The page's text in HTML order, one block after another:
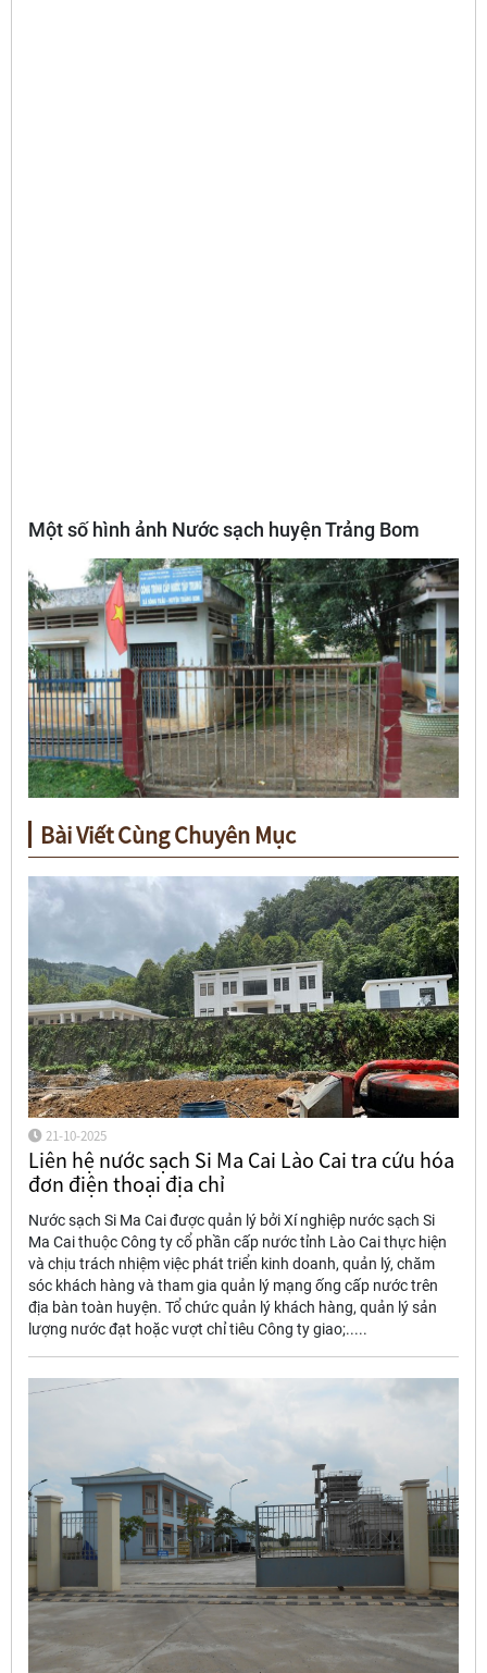
Một số hình ảnh Nước sạch huyện Trảng Bom
Bài Viết Cùng Chuyên Mục
21-10-2025
Liên hệ nước sạch Si Ma Cai Lào Cai tra cứu hóa
đơn điện thoại địa chỉ
Nước sạch Si Ma Cai được quản lý bởi Xí nghiệp nước sạch Si
Ma Cai thuộc Công ty cổ phần cấp nước tỉnh Lào Cai thực hiện
và chịu trách nhiệm việc phát triển kinh doanh, quản lý, chăm
sóc khách hàng và tham gia quản lý mạng ống cấp nước trên
địa bàn toàn huyện. Tổ chức quản lý khách hàng, quản lý sản
lượng nước đạt hoặc vượt chỉ tiêu Công ty giao;.....